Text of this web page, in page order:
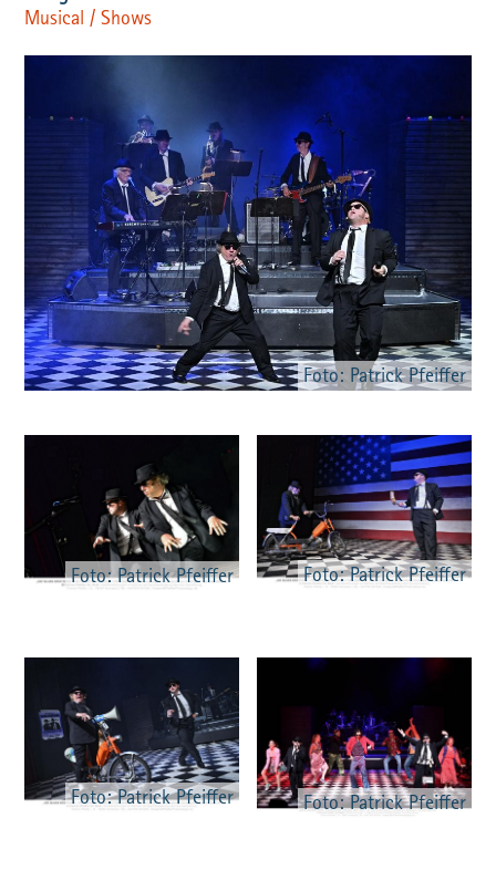
Foto: Patrick Pfeiffer
Foto: Patrick Pfeiffer Foto: Patrick Pfeiffer
Foto: Patrick Pfeiffer Foto: Patrick Pfeiffer
Musical / Shows